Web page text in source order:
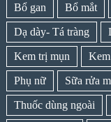
Bổ gan Bổ mắt
Dạ dày- Tá tràng
Kem trị mụn
Phụ nữ Sữa rửa
Thuốc dùng ngoài